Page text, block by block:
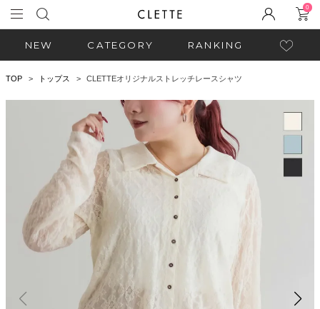
0
NEW CATEGORY RANKING
TOP トップス CLETTEオリジナルストレッチレースシャツ